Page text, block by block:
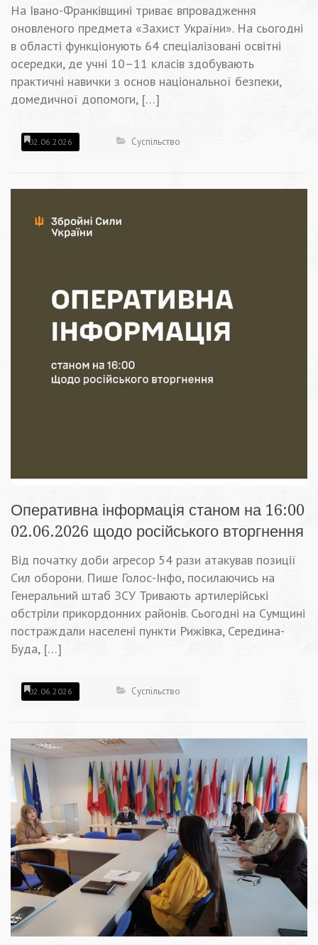
На Івано-Франківщині триває впровадження
оновленого предмета «Захист України». На сьогодні
в області функціонують 64 спеціалізовані освітні
осередки, де учні 10–11 класів здобувають
практичні навички з основ національної безпеки,
домедичної допомоги, […]
02.06.2026 Суспільство
Оперативна інформація станом на 16:00
02.06.2026 щодо російського вторгнення
Від початку доби агресор 54 рази атакував позиції
Сил оборони. Пише Голос-Інфо, посилаючись на
Генеральний штаб ЗСУ Тривають артилерійські
обстріли прикордонних районів. Сьогодні на Сумщині
постраждали населені пункти Рижівка, Середина-
Буда, […]
02.06.2026 Суспільство